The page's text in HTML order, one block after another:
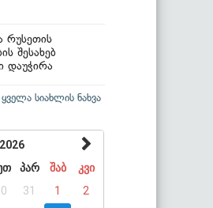
რუსეთის
შესახებ
დაუჭირა
ყველა სიახლის ნახვა
პარ შაბ
კვი
31 1
2